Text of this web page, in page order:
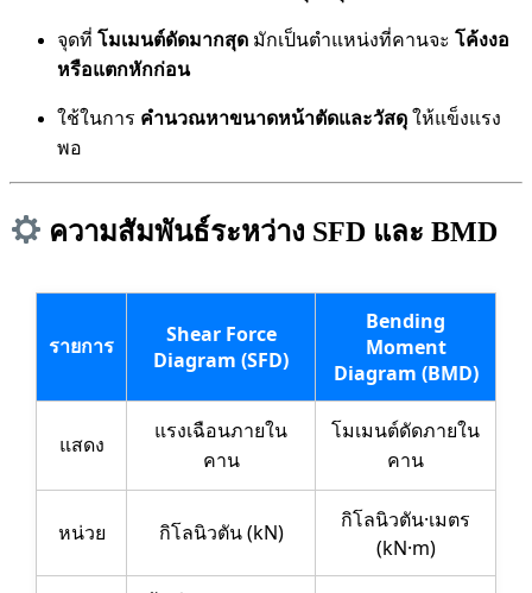
จุดที่ โมเมนต์ดัดมากสุด มักเป็นตำแหน่งที่คานจะ โค้งงอ
หรือแตกหักก่อน
ใช้ในการ คำนวณหาขนาดหน้าตัดและวัสดุ ให้แข็งแรง
พอ
ความสัมพันธ์ระหว่าง SFD และ BMD
รายการ
Shear Force
Diagram (SFD)
Bending
Moment
Diagram (BMD)
แสดง
แรงเฉือนภายใน
คาน
โมเมนต์ดัดภายใน
คาน
หน่วย กิโลนิวตัน (kN)
กิโลนิวตัน·เมตร
(kN·m)